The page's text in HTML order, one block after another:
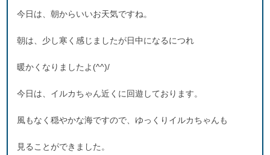
今日は、朝からいいお天気ですね。
朝は、少し寒く感じましたが日中になるにつれ
暖かくなりましたよ(^^)/
今日は、イルカちゃん近くに回遊しております。
風もなく穏やかな海ですので、ゆっくりイルカちゃんも
見ることができました。